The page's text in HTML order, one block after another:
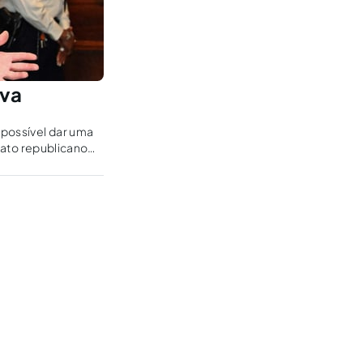
dar uma
republicano